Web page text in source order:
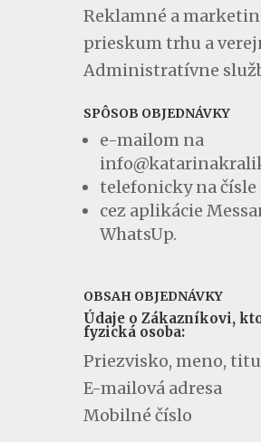
Reklamné a
prieskum trhu a
Administratívne
SPÔSOB OBJEDNÁVKY
e-mailom na
telefonicky na čísle
cez aplikácie
WhatsUp.
OBSAH OBJEDNÁVKY
Údaje o Zákazníkovi,
fyzická osoba:
Priezvisko, meno,
E-mailová adresa
Mobilné číslo